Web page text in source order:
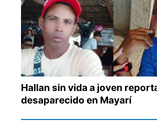
Hallan sin vida a joven
desaparecido en Mayarí